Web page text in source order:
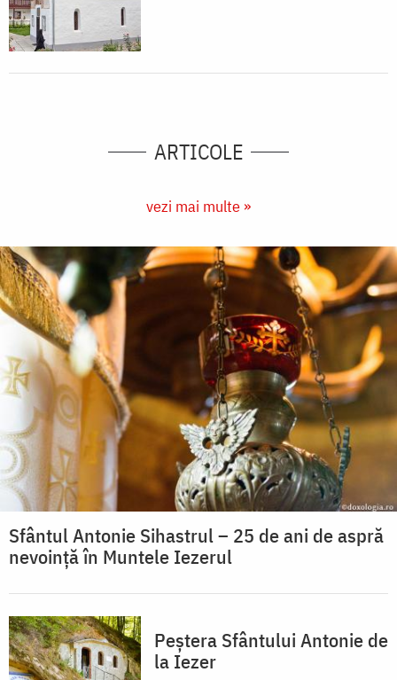
ARTICOLE
vezi mai multe »
Sfântul Antonie Sihastrul – 25 de ani de aspră
nevoință în Muntele Iezerul
Peștera Sfântului Antonie de
la Iezer